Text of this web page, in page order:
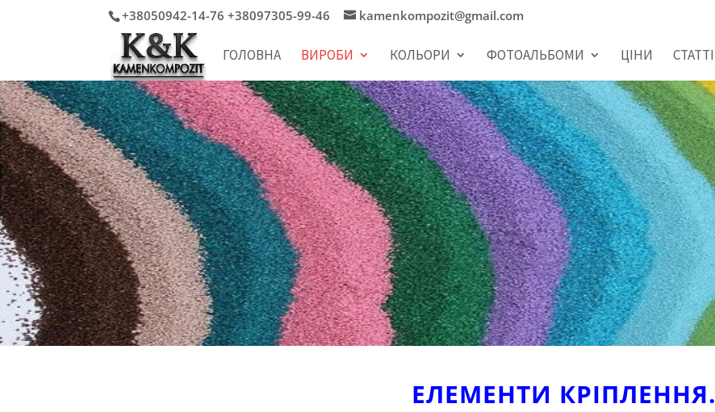
+38050942-14-76 +38097305-99-46 kamenkompozit@gmail.com
ГОЛОВНА ВИРОБИ КОЛЬОРИ ФОТОАЛЬБОМИ ЦІНИ СТАТТІ
ЕЛЕМЕНТИ КРІПЛЕННЯ.